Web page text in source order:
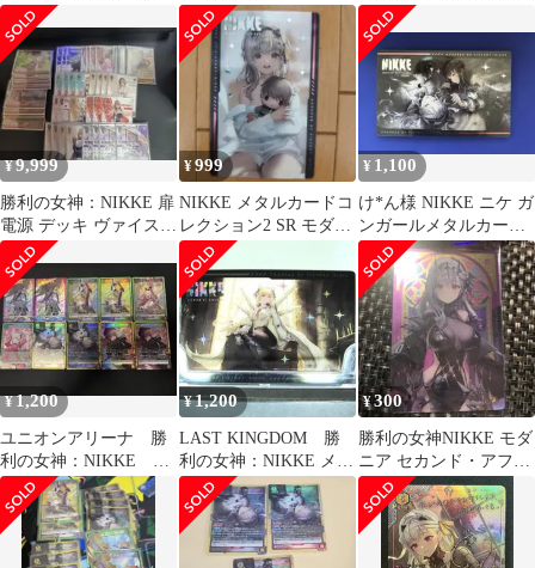
ニア ファーストアフ
ェクション SR
ア
¥9,999
勝利の女神：NIKKE 扉
電源 デッキ ヴァイス
デッキパーツ付
¥999
NIKKE メタルカードコ
レクション2 SR モダニ
ア
¥ 1,100
け*ん様 NIKKE ニケ ガ
ンガールメタルカード
コレクション SR モダ
ニア
¥1,200
ユニオンアリーナ 勝
利の女神：NIKKE
SR まとめ売り
¥1,200
LAST KINGDOM 勝
利の女神：NIKKE メタ
ルカードコレクショ
ン 3
¥300
勝利の女神NIKKE モダ
ニア セカンド・アフェ
クション カード